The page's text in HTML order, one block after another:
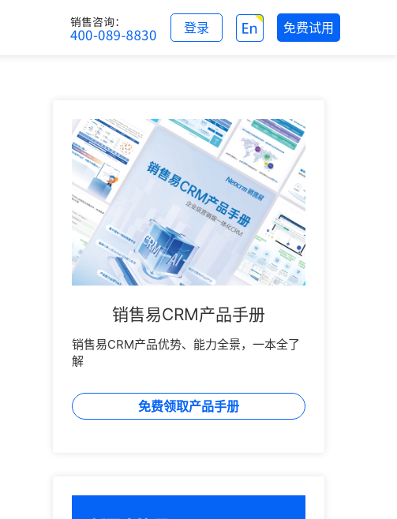
免费试用
登录
销售易CRM产品手册
销售易CRM产品优势、能力全景，一本全了
解
免费领取产品手册